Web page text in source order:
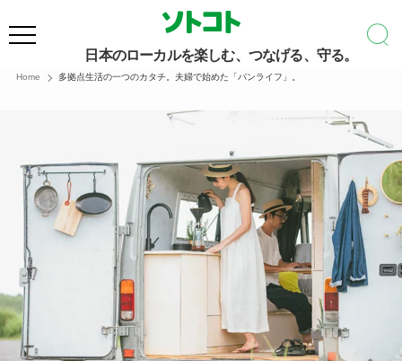
日本のローカルを楽しむ、つなげる、守る。
Home 多拠点生活の一つのカタチ。夫婦で始めた「バンライフ」。